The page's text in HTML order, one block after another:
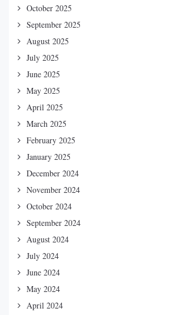
October 2025
September 2025
August 2025
July 2025
June 2025
May 2025
April 2025
March 2025
February 2025
January 2025
December 2024
November 2024
October 2024
September 2024
August 2024
July 2024
June 2024
May 2024
April 2024